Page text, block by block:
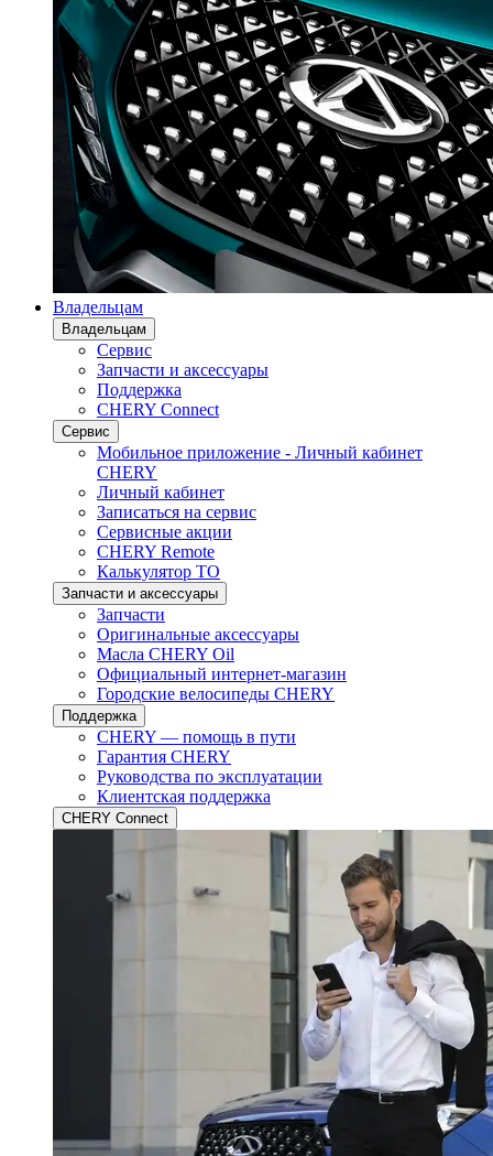
Владельцам
Владельцам
Сервис
Запчасти и аксессуары
Поддержка
CHERY Connect
Сервис
Мобильное приложение - Личный кабинет
CHERY
Личный кабинет
Записаться на сервис
Сервисные акции
CHERY Remote
Калькулятор ТО
Запчасти и аксессуары
Запчасти
Оригинальные аксессуары
Масла CHERY Oil
Официальный интернет-магазин
Городские велосипеды CHERY
Поддержка
CHERY — помощь в пути
Гарантия CHERY
Руководства по эксплуатации
Клиентская поддержка
CHERY Connect